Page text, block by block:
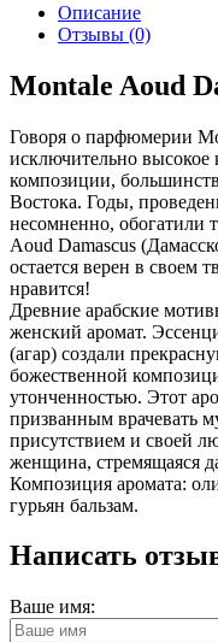
Описание
Отзывы (0)
Montale Aoud
Говоря о парфюмерии
исключительно высокое
композиции,
Востока. Годы,
несомненно, обогатили
Aoud Damascus
остается верен в своем
нравится!
Древние арабские
женский аромат.
(агар) создали
божественной
утонченностью. Этот
призванным врачевать
присутствием и своей
женщина, стремящаяся
Композиция аромата:
гурьян бальзам.
Написать
Ваше имя: